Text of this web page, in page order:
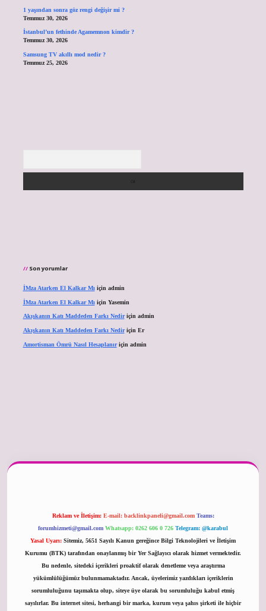
1 yaşından sonra göz rengi değişir mi ?
Temmuz 30, 2026
İstanbul’un fethinde Agamemnon kimdir ?
Temmuz 30, 2026
Samsung TV akıllı mod nedir ?
Temmuz 25, 2026
Son yorumlar
İMza Atarken El Kalkar Mıiçin admin
İMza Atarken El Kalkar Mıiçin Yasemin
Akışkanın Katı Maddeden Farkı Nediriçin admin
Akışkanın Katı Maddeden Farkı Nediriçin Er
Amortisman Ömrü Nasıl Hesaplanıriçin admin
Reklam ve İletişim: E-mail: backlinkpaneli@gmail.com Teams:
forumhizmeti@gmail.com Whatsapp: 0262 606 0 726 Telegram: @karabul
Yasal Uyarı: Sitemiz, 5651 Sayılı Kanun gereğince Bilgi Teknolojileri ve İletişim
Kurumu (BTK) tarafından onaylanmış bir Yer Sağlayıcı olarak hizmet vermektedir.
Bu nedenle, sitedeki içerikleri proaktif olarak denetleme veya araştırma
yükümlülüğümüz bulunmamaktadır. Ancak, üyelerimiz yazdıkları içeriklerin
sorumluluğunu taşımakta olup, siteye üye olarak bu sorumluluğu kabul etmiş
sayılırlar. Bu internet sitesi, herhangi bir marka, kurum veya şahıs şirketi ile hiçbir